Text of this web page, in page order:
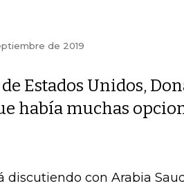
de 2019
Estados Unidos,
había muchas
discutiendo con Arabia